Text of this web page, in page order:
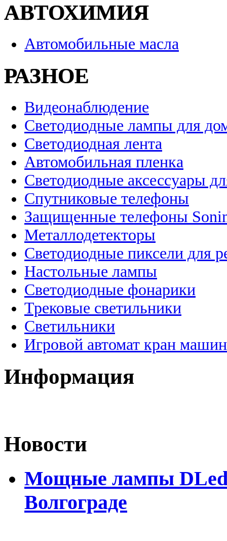
АВТОХИМИЯ
Автомобильные масла
РАЗНОЕ
Видеонаблюдение
Светодиодные лампы для
Светодиодная лента
Автомобильная пленка
Светодиодные аксессуары
Спутниковые телефоны
Защищенные телефоны
Металлодетекторы
Светодиодные пиксели для
Настольные лампы
Светодиодные фонарики
Трековые светильники
Светильники
Игровой автомат кран
Информация
Новости
Мощные лампы DLed
Волгограде